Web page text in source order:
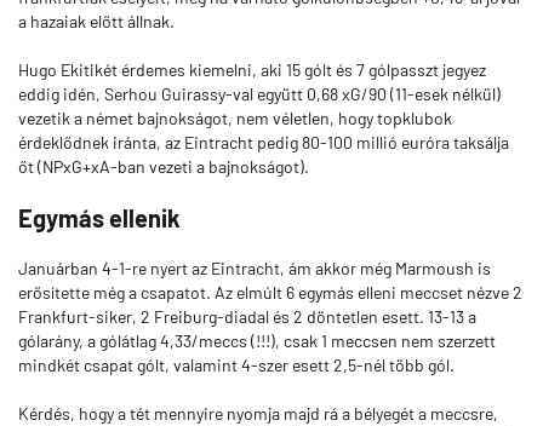
a hazaiak előtt állnak.
Hugo Ekitikét érdemes kiemelni, aki 15 gólt és 7 gólpasszt jegyez
eddig idén, Serhou Guirassy-val együtt 0,68 xG/90 (11-esek nélkül)
vezetik a német bajnokságot, nem véletlen, hogy topklubok
érdeklődnek iránta, az Eintracht pedig 80-100 millió euróra taksálja
őt (NPxG+xA-ban vezeti a bajnokságot).
Egymás ellenik
Januárban 4-1-re nyert az Eintracht, ám akkor még Marmoush is
erősítette még a csapatot. Az elmúlt 6 egymás elleni meccset nézve 2
Frankfurt-siker, 2 Freiburg-diadal és 2 döntetlen esett. 13-13 a
gólarány, a gólátlag 4,33/meccs (!!!), csak 1 meccsen nem szerzett
mindkét csapat gólt, valamint 4-szer esett 2,5-nél több gól.
Kérdés, hogy a tét mennyire nyomja majd rá a bélyegét a meccsre,